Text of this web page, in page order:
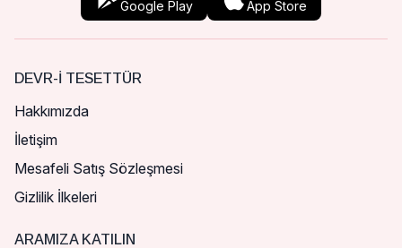
Google Play
App Store
DEVR-I TESETTÜR
Hakkımızda
İletişim
Mesafeli Satış Sözleşmesi
Gizlilik İlkeleri
ARAMIZA KATILIN